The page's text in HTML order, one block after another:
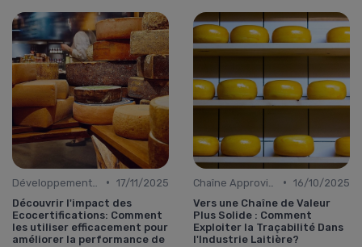
• 17/11/2025
Découvrir l'impact des
Ecocertifications: Comment
les utiliser efficacement pour
améliorer la performance de
• 16/10/2025
Vers une Chaîne de Valeur
Plus Solide : Comment
Exploiter la Traçabilité Dans
l'Industrie Laitière?